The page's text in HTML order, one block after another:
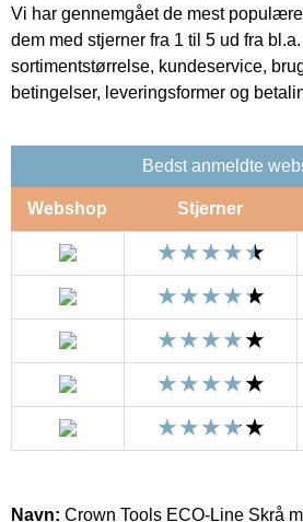
Vi har gennemgået de mest
dem med stjerner fra 1 til 5 ud fra
sortimentstørrelse, kundeservice,
betingelser, leveringsformer og
Bedst anmeldte
Webshop Stjerner
Navn: Crown Tools ECO-Line Skrå